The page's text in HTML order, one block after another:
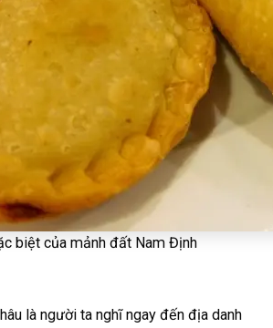
biệt của mảnh đất Nam Định
là người ta nghĩ ngay đến địa danh